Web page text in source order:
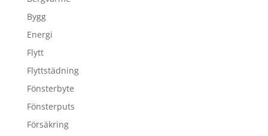
Bygg
Energi
Flytt
Flyttstädning
Fönsterbyte
Fönsterputs
Försäkring